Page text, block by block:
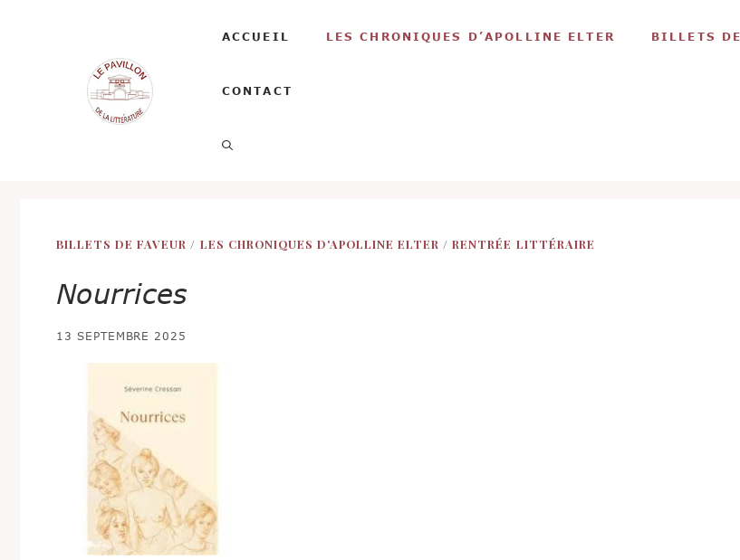
ACCUEIL LES CHRONIQUES D’APOLLINE ELTER BILLETS
CONTACT
BILLETS DE FAVEUR / LES CHRONIQUES D'APOLLINE ELTER /RENTRÉE LITTÉRAIRE
Nourrices
13 SEPTEMBRE 2025